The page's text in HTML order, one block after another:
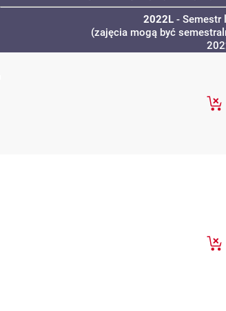
2022L -
(zajęcia mogą być